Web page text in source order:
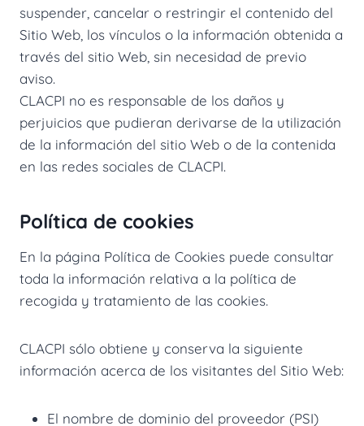
suspender, cancelar o restringir el contenido del
Sitio Web, los vínculos o la información obtenida a
través del sitio Web, sin necesidad de previo
aviso.
CLACPI no es responsable de los daños y
perjuicios que pudieran derivarse de la utilización
de la información del sitio Web o de la contenida
en las redes sociales de CLACPI.
Política de cookies
En la página Política de Cookies puede consultar
toda la información relativa a la política de
recogida y tratamiento de las cookies.
CLACPI sólo obtiene y conserva la siguiente
información acerca de los visitantes del Sitio Web:
El nombre de dominio del proveedor (PSI)